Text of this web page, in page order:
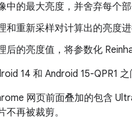
中的最大亮度，并舍弃每个部
和重新采样对计算出的亮度进
后的亮度值，将参数化
14 和 Android 15-QPR1
网页前面叠加的包含
不再被裁剪。